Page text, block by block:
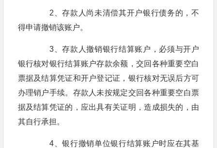
2、存款人尚未清偿其开户银行债务的，不
得申请撤销该账户。
3、存款人撤销银行结算账户，必须与开户
银行核对银行结算账户存款余额，交回各种重要空白
票据及结算凭证和开户登记证，银行核对无误后方可
办理销户手续。存款人未按规定交回各种重要空白票
据及结算凭证的，应出具有关证明，造成损失的，由
其自行承担。
4、银行撤销单位银行结算账户时应在其基